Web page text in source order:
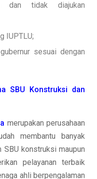
dan tidak diajukan
IUPTLU;
sesuai dengan
SBU Konstruksi dan
merupakan perusahaan
membantu banyak
SBU konstruksi maupun
pelayanan terbaik
ahli berpengalaman